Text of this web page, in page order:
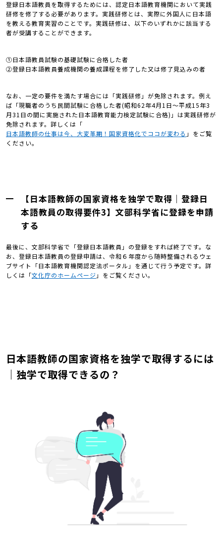
登録日本語教員を取得するためには、認定日本語教育機関において実践
研修を修了する必要があります。実践研修とは、実際に外国人に日本語
を教える教育実習のことです。実践研修は、以下のいずれかに該当する
者が受講することができます。
①日本語教員試験の基礎試験に合格した者
②登録日本語教員養成機関の養成課程を修了した又は修了見込みの者
なお、一定の要件を満たす場合には「実践研修」が免除されます。例え
ば「現職者のうち民間試験に合格した者(昭和62年4月1日～平成15年3
月31日の間に実施された日本語教育能力検定試験に合格)」は実践研修が
免除されます。詳しくは「
日本語教師の仕事は今、大変革期！国家資格化でココが変わる 」をご覧
ください。
【日本語教師の国家資格を独学で取得｜登録日
本語教員の取得要件3】文部科学省に登録を申請
する
最後に、文部科学省で「登録日本語教員」の登録をすれば終了です。な
お、登録日本語教員の登録申請は、令和６年度から随時整備されるウェ
ブサイト「日本語教育機関認定法ポータル」を通じて行う予定です。詳
しくは「文化庁のホームページ 」をご覧ください。
日本語教師の国家資格を独学で取得するには
｜独学で取得できるの？